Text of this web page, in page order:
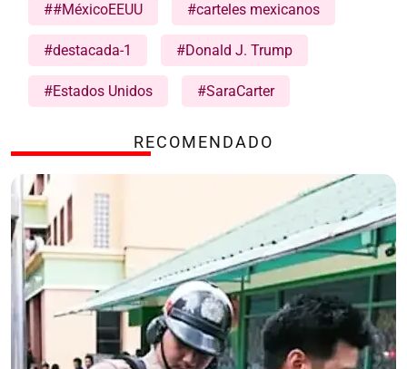
##MéxicoEEUU #carteles mexicanos
#destacada-1 #Donald J. Trump
#Estados Unidos #SaraCarter
RECOMENDADO